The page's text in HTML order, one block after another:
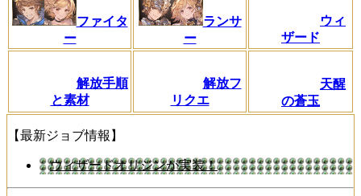
ファイタ
ー
ランサ
ー
ウィ
ザード
解放手順
と素材
解放フ
リクエ
天醒
の蒼玉
【最新ジョブ情報】
ウィザードオリジンが実装！